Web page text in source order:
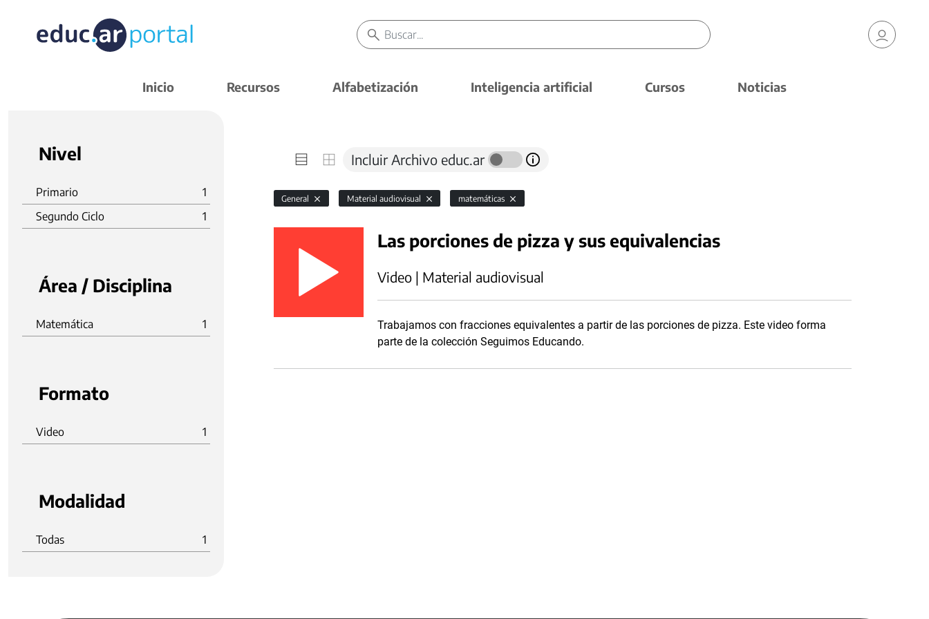
Inicio Recursos Alfabetización Inteligencia artificial Cursos Noticias
Nivel
Primario
1
Segundo Ciclo
1
Área / Disciplina
Matemática 1
Formato
Video 1
Modalidad
Todas 1
Incluir Archivo educ.ar
General Material audiovisual matemáticas
Las porciones de pizza y sus equivalencias
Video | Material audiovisual
Trabajamos con fracciones equivalentes a partir de las porciones de pizza. Este video forma
parte de la colección Seguimos Educando.